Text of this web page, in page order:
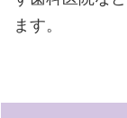
ます。